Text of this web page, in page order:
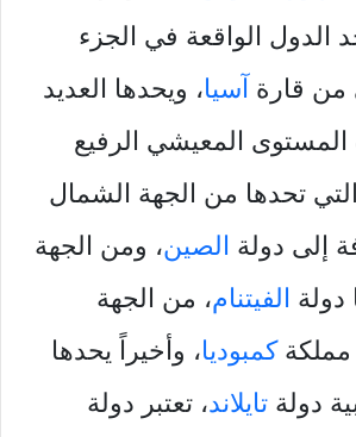
الدول الواقعة في الجزء
قارة آسيا، ويحدها العديد
المعيشي الرفيع
التي تحدها من الجهة الشمال
إلى دولة الصين، ومن الجهة
دولة الفيتنام، من الجهة
مملكةكمبوديا، وأخيراً يحدها
دولة تايلاند، تعتبر دولة